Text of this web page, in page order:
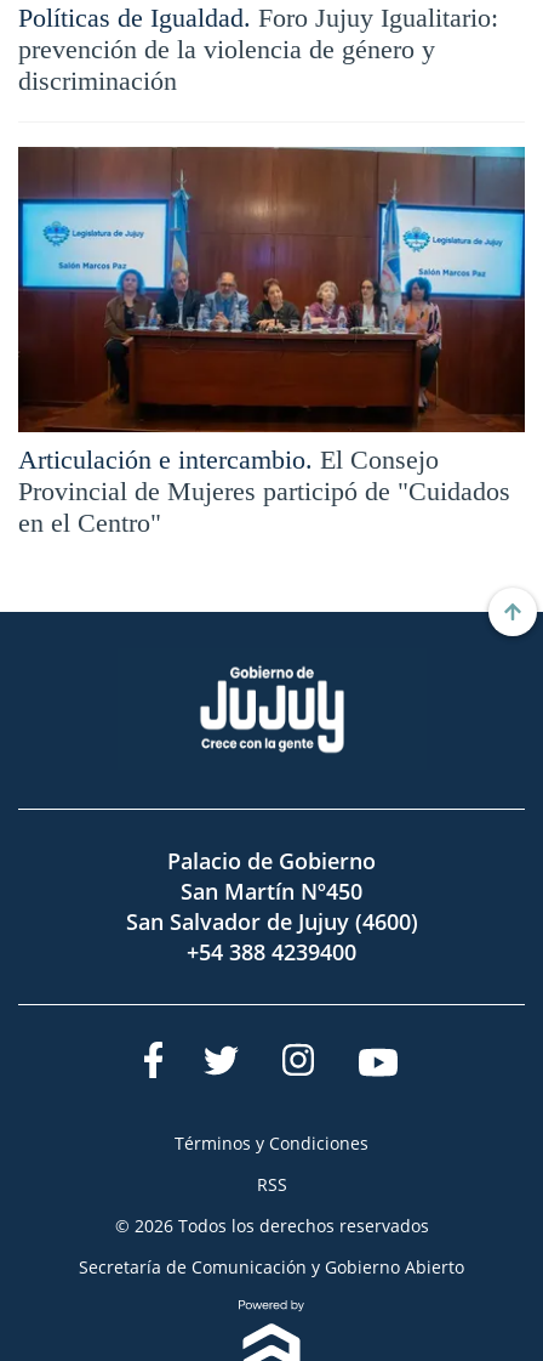
Políticas de Igualdad. Foro Jujuy Igualitario:
prevención de la violencia de género y
discriminación
Articulación e intercambio. El Consejo
Provincial de Mujeres participó de "Cuidados
en el Centro"
Palacio de Gobierno
San Martín Nº450
San Salvador de Jujuy (4600)
+54 388 4239400
Términos y Condiciones
RSS
© 2026 Todos los derechos reservados
Secretaría de Comunicación y Gobierno Abierto